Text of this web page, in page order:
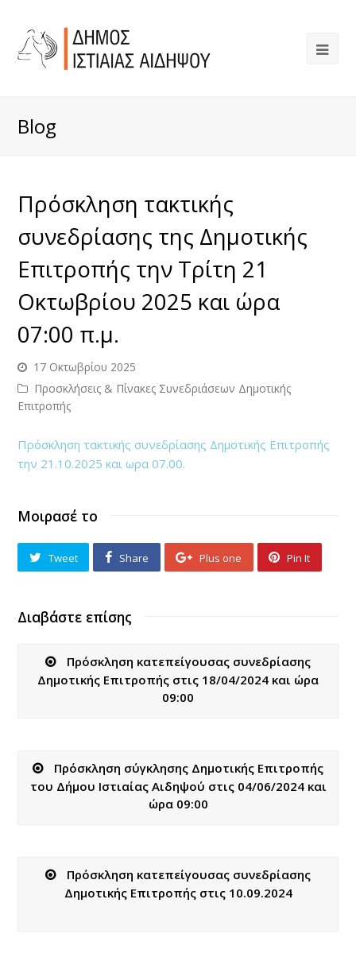
Blog
Πρόσκληση τακτικής
συνεδρίασης της Δημοτικής
Επιτροπής την Τρίτη 21
Οκτωβρίου 2025 και ώρα
07:00 π.μ.
17 Οκτωβρίου 2025
Προσκλήσεις & Πίνακες Συνεδριάσεων Δημοτικής
Επιτροπής
Πρόσκληση τακτικής συνεδρίασης Δημοτικής Επιτροπής
την 21.10.2025 και ωρα 07.00.
Μοιρασέ το
Tweet Share Plus one Pin It
Διαβάστε επίσης
Πρόσκληση κατεπείγουσας συνεδρίασης
Δημοτικής Επιτροπής στις 18/04/2024 και ώρα
09:00
Πρόσκληση σύγκλησης Δημοτικής Επιτροπής
του Δήμου Ιστιαίας Αιδηψού στις 04/06/2024 και
ώρα 09:00
Πρόσκληση κατεπείγουσας συνεδρίασης
Δημοτικής Επιτροπής στις 10.09.2024